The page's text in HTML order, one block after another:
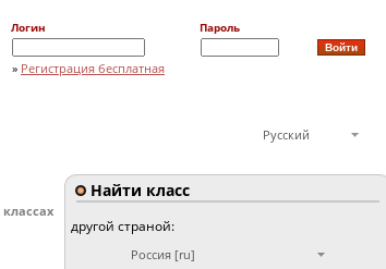
Логин Пароль
» Регистрация бесплатная
Русский
классах
Найти класс
другой страной:
Россия [ru]